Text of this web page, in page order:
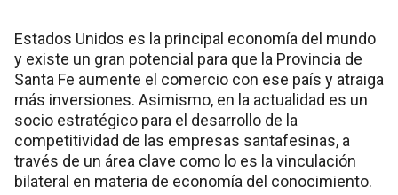
Estados Unidos es la principal economía del mundo
y existe un gran potencial para que la Provincia de
Santa Fe aumente el comercio con ese país y atraiga
más inversiones. Asimismo, en la actualidad es un
socio estratégico para el desarrollo de la
competitividad de las empresas santafesinas, a
través de un área clave como lo es la vinculación
bilateral en materia de economía del conocimiento.